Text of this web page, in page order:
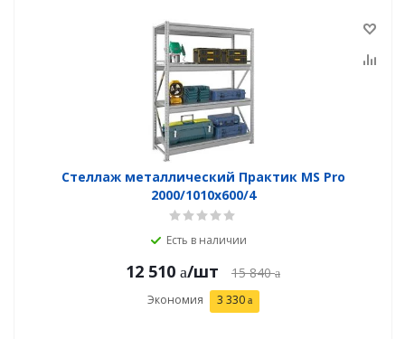
Стеллаж металлический Практик MS Pro
2000/1010x600/4
Есть в наличии
12 510 /шт 15 840
Экономия 3 330